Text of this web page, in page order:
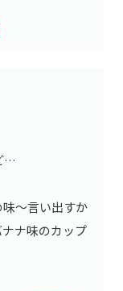
…
〜言い出すか
ナ味のカップ